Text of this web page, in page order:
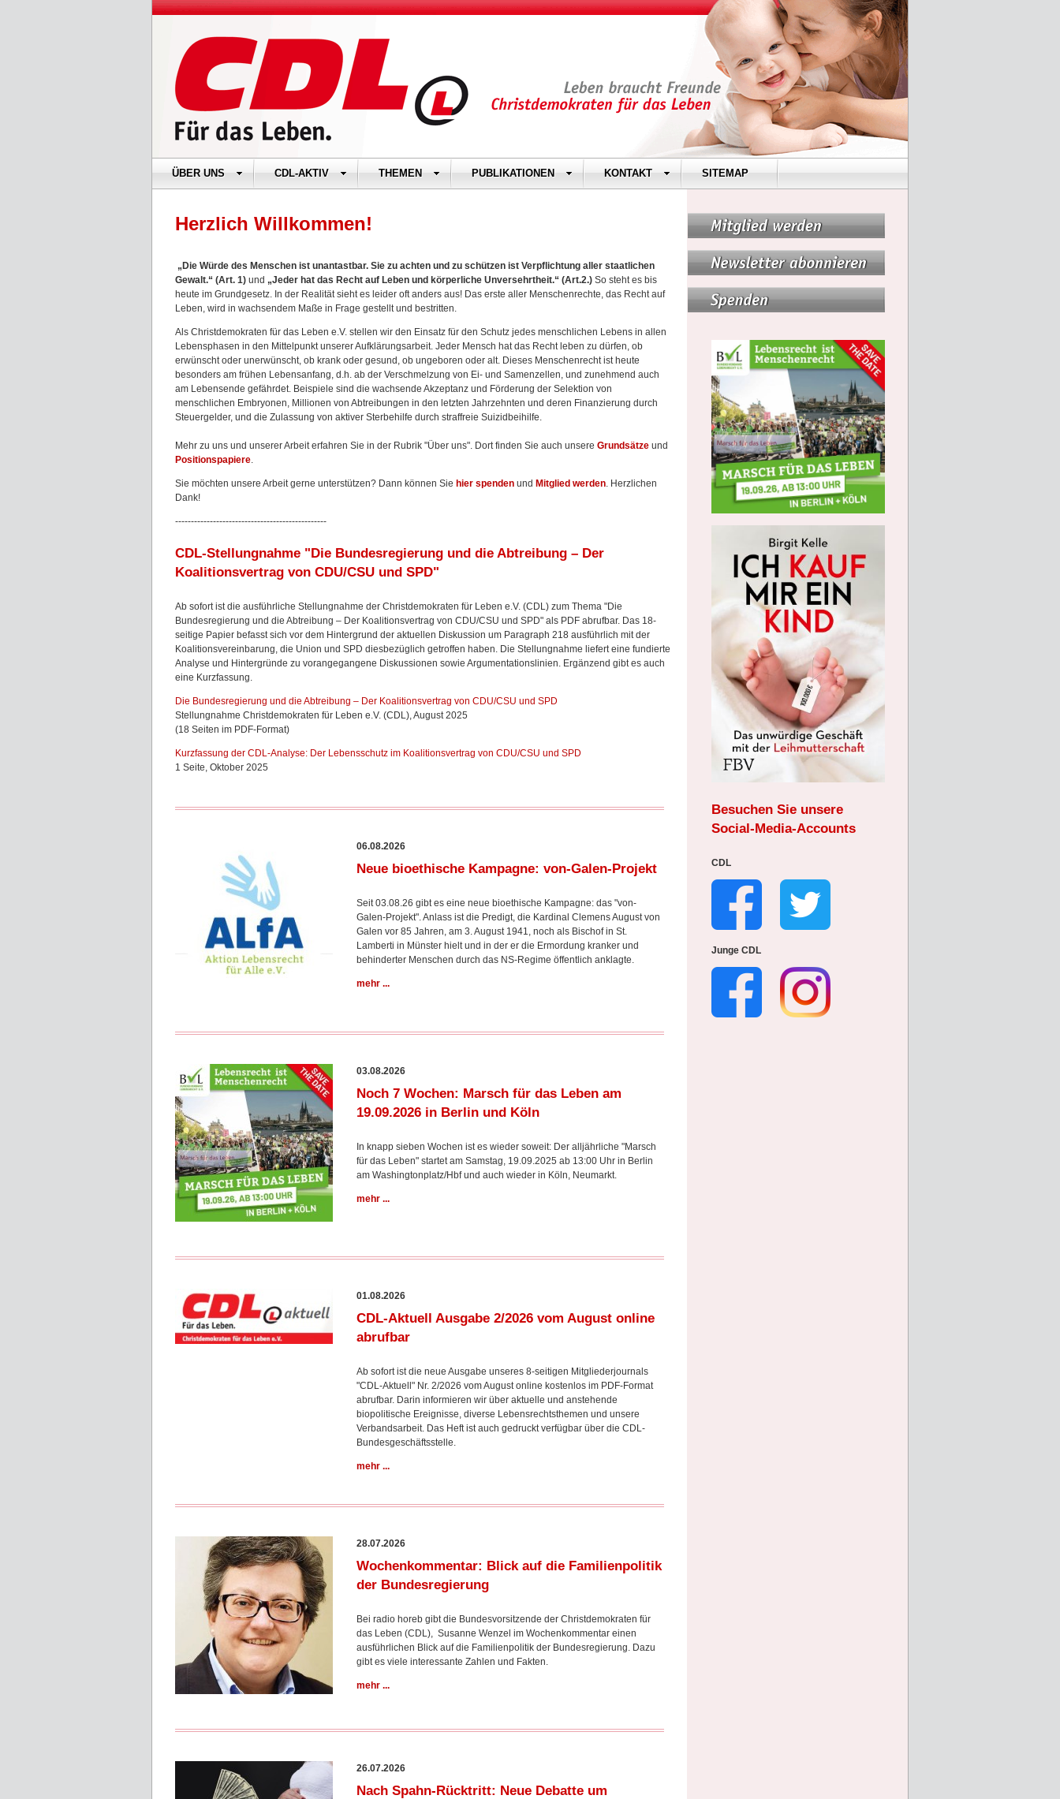
ÜBER UNS CDL-AKTIV THEMEN PUBLIKATIONEN KONTAKT SITEMAP
Herzlich Willkommen!
„Die Würde des Menschen ist unantastbar. Sie zu achten und zu schützen ist Verpflichtung aller staatlichen
Gewalt.“ (Art. 1) und „Jeder hat das Recht auf Leben und körperliche Unversehrtheit.“ (Art.2.) So steht es bis
heute im Grundgesetz. In der Realität sieht es leider oft anders aus! Das erste aller Menschenrechte, das Recht auf
Leben, wird in wachsendem Maße in Frage gestellt und bestritten.
Als Christdemokraten für das Leben e.V. stellen wir den Einsatz für den Schutz jedes menschlichen Lebens in allen
Lebensphasen in den Mittelpunkt unserer Aufklärungsarbeit. Jeder Mensch hat das Recht leben zu dürfen, ob
erwünscht oder unerwünscht, ob krank oder gesund, ob ungeboren oder alt. Dieses Menschenrecht ist heute
besonders am frühen Lebensanfang, d.h. ab der Verschmelzung von Ei- und Samenzellen, und zunehmend auch
am Lebensende gefährdet. Beispiele sind die wachsende Akzeptanz und Förderung der Selektion von
menschlichen Embryonen, Millionen von Abtreibungen in den letzten Jahrzehnten und deren Finanzierung durch
Steuergelder, und die Zulassung von aktiver Sterbehilfe durch straffreie Suizidbeihilfe.
Mehr zu uns und unserer Arbeit erfahren Sie in der Rubrik "Über uns". Dort finden Sie auch unsere Grundsätze und
Positionspapiere.
Sie möchten unsere Arbeit gerne unterstützen? Dann können Sie hier spenden und Mitglied werden. Herzlichen
Dank!
------------------------------------------------
CDL-Stellungnahme "Die Bundesregierung und die Abtreibung – Der
Koalitionsvertrag von CDU/CSU und SPD"
Ab sofort ist die ausführliche Stellungnahme der Christdemokraten für Leben e.V. (CDL) zum Thema "Die
Bundesregierung und die Abtreibung – Der Koalitionsvertrag von CDU/CSU und SPD" als PDF abrufbar. Das 18-
seitige Papier befasst sich vor dem Hintergrund der aktuellen Diskussion um Paragraph 218 ausführlich mit der
Koalitionsvereinbarung, die Union und SPD diesbezüglich getroffen haben. Die Stellungnahme liefert eine fundierte
Analyse und Hintergründe zu vorangegangene Diskussionen sowie Argumentationslinien. Ergänzend gibt es auch
eine Kurzfassung.
Die Bundesregierung und die Abtreibung – Der Koalitionsvertrag von CDU/CSU und SPD
Stellungnahme Christdemokraten für Leben e.V. (CDL), August 2025
(18 Seiten im PDF-Format)
Kurzfassung der CDL-Analyse: Der Lebensschutz im Koalitionsvertrag von CDU/CSU und SPD
1 Seite, Oktober 2025
06.08.2026
Neue bioethische Kampagne: von-Galen-Projekt
Seit 03.08.26 gibt es eine neue bioethische Kampagne: das "von-
Galen-Projekt". Anlass ist die Predigt, die Kardinal Clemens August von
Galen vor 85 Jahren, am 3. August 1941, noch als Bischof in St.
Lamberti in Münster hielt und in der er die Ermordung kranker und
behinderter Menschen durch das NS-Regime öffentlich anklagte.
mehr ...
03.08.2026
Noch 7 Wochen: Marsch für das Leben am
19.09.2026 in Berlin und Köln
In knapp sieben Wochen ist es wieder soweit: Der alljährliche "Marsch
für das Leben" startet am Samstag, 19.09.2025 ab 13:00 Uhr in Berlin
am Washingtonplatz/Hbf und auch wieder in Köln, Neumarkt.
mehr ...
01.08.2026
CDL-Aktuell Ausgabe 2/2026 vom August online
abrufbar
Ab sofort ist die neue Ausgabe unseres 8-seitigen Mitgliederjournals
"CDL-Aktuell" Nr. 2/2026 vom August online kostenlos im PDF-Format
abrufbar. Darin informieren wir über aktuelle und anstehende
biopolitische Ereignisse, diverse Lebensrechtsthemen und unsere
Verbandsarbeit. Das Heft ist auch gedruckt verfügbar über die CDL-
Bundesgeschäftsstelle.
mehr ...
28.07.2026
Wochenkommentar: Blick auf die Familienpolitik
der Bundesregierung
Bei radio horeb gibt die Bundesvorsitzende der Christdemokraten für
das Leben (CDL), Susanne Wenzel im Wochenkommentar einen
ausführlichen Blick auf die Familienpolitik der Bundesregierung. Dazu
gibt es viele interessante Zahlen und Fakten.
mehr ...
26.07.2026
Nach Spahn-Rücktritt: Neue Debatte um
Besuchen Sie unsere
Social-Media-Accounts
CDL
Junge CDL